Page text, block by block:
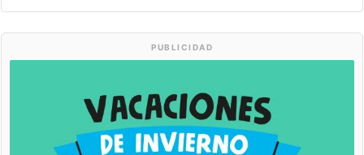
PUBLICIDAD